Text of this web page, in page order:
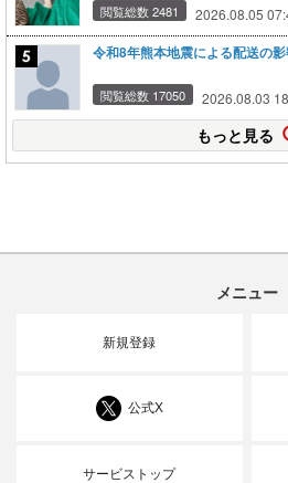
閲覧総数 2481 2026.08.05
令和8年熊本地震による配送の
閲覧総数 17050 2026.08.03
もっと見る
メニュー
新規登録
公式X
サービストップ